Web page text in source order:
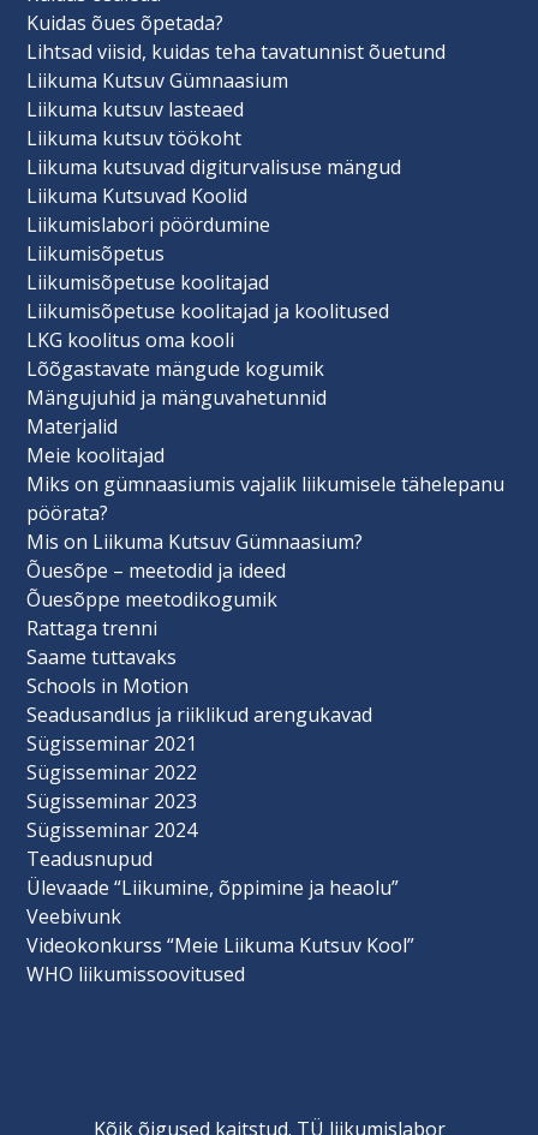
Kuidas õues õpetada?
Lihtsad viisid, kuidas teha tavatunnist õuetund
Liikuma Kutsuv Gümnaasium
Liikuma kutsuv lasteaed
Liikuma kutsuv töökoht
Liikuma kutsuvad digiturvalisuse mängud
Liikuma Kutsuvad Koolid
Liikumislabori pöördumine
Liikumisõpetus
Liikumisõpetuse koolitajad
Liikumisõpetuse koolitajad ja koolitused
LKG koolitus oma kooli
Lõõgastavate mängude kogumik
Mängujuhid ja mänguvahetunnid
Materjalid
Meie koolitajad
Miks on gümnaasiumis vajalik liikumisele tähelepanu
pöörata?
Mis on Liikuma Kutsuv Gümnaasium?
Õuesõpe – meetodid ja ideed
Õuesõppe meetodikogumik
Rattaga trenni
Saame tuttavaks
Schools in Motion
Seadusandlus ja riiklikud arengukavad
Sügisseminar 2021
Sügisseminar 2022
Sügisseminar 2023
Sügisseminar 2024
Teadusnupud
Ülevaade “Liikumine, õppimine ja heaolu”
Veebivunk
Videokonkurss “Meie Liikuma Kutsuv Kool”
WHO liikumissoovitused
Kõik õigused kaitstud. TÜ liikumislabor